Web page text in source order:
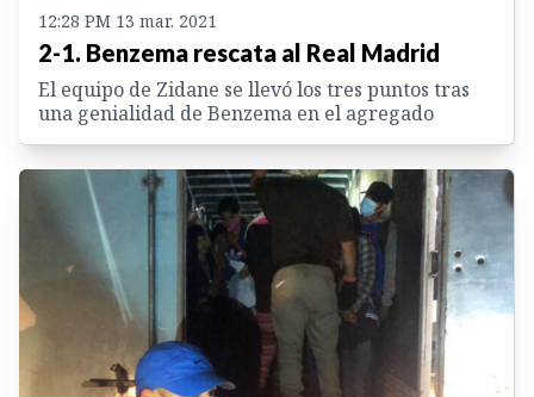
12:28 PM 13 mar. 2021
2-1. Benzema rescata al Real Madrid
El equipo de Zidane se llevó los tres puntos tras
una genialidad de Benzema en el agregado